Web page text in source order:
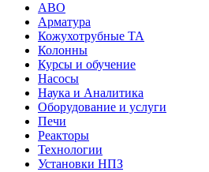
АВО
Арматура
Кожухотрубные ТА
Колонны
Курсы и обучение
Насосы
Наука и Аналитика
Оборудование и услуги
Печи
Реакторы
Технологии
Установки НПЗ